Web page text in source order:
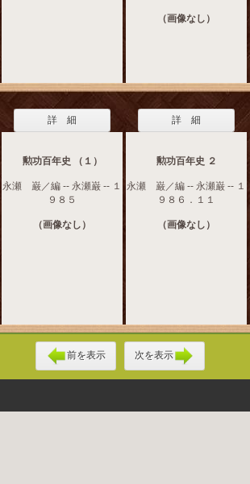
（画像なし）
詳 細
勲功百年史 （１）
永瀬 巌／編 -- 永瀬巌 -- １
９８５
（画像なし）
詳 細
勲功百年史 ２
永瀬 巌／編 -- 永瀬巌 -- １
９８６．１１
（画像なし）
前を表示 次を表示